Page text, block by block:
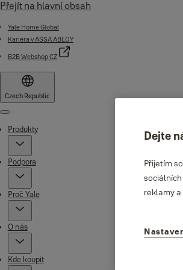
Přejít na hlavní obsah
Yale Home Global
Kariéra v ASSA ABLOY
B2B Webshop CZ
Czech Republic
Menu
Produkty
Podpora
Proč Yale
O nás
Kde koupit
Dejte
Přijetím
reklamy a